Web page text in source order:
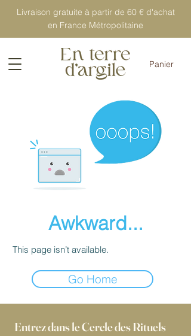
Livraison gratuite à partir de 60 € d'achat
en France Métropolitaine
Panier
Awkward...
This page isn’t available.
Go Home
Entrez dans le Cercle des Rituels